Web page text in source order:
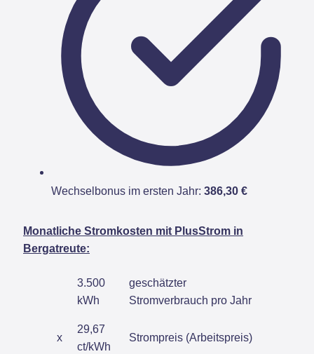
Wechselbonus im ersten Jahr: 386,30 €
Monatliche Stromkosten mit PlusStrom in
Bergatreute:
3.500
kWh
geschätzter
Stromverbrauch pro Jahr
x
29,67
ct/kWh
Strompreis (Arbeitspreis)